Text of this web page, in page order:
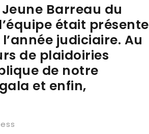
Barreau du
était présente
judiciaire. Au
de plaidoiries
de notre
et enfin,